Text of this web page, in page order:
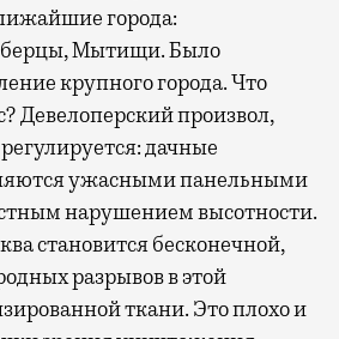
города:
Мытищи. Было
крупного города. Что
Девелоперский произвол,
дачные
ужасными панельными
нарушением высотности.
становится бесконечной,
разрывов в этой
ткани. Это плохо и